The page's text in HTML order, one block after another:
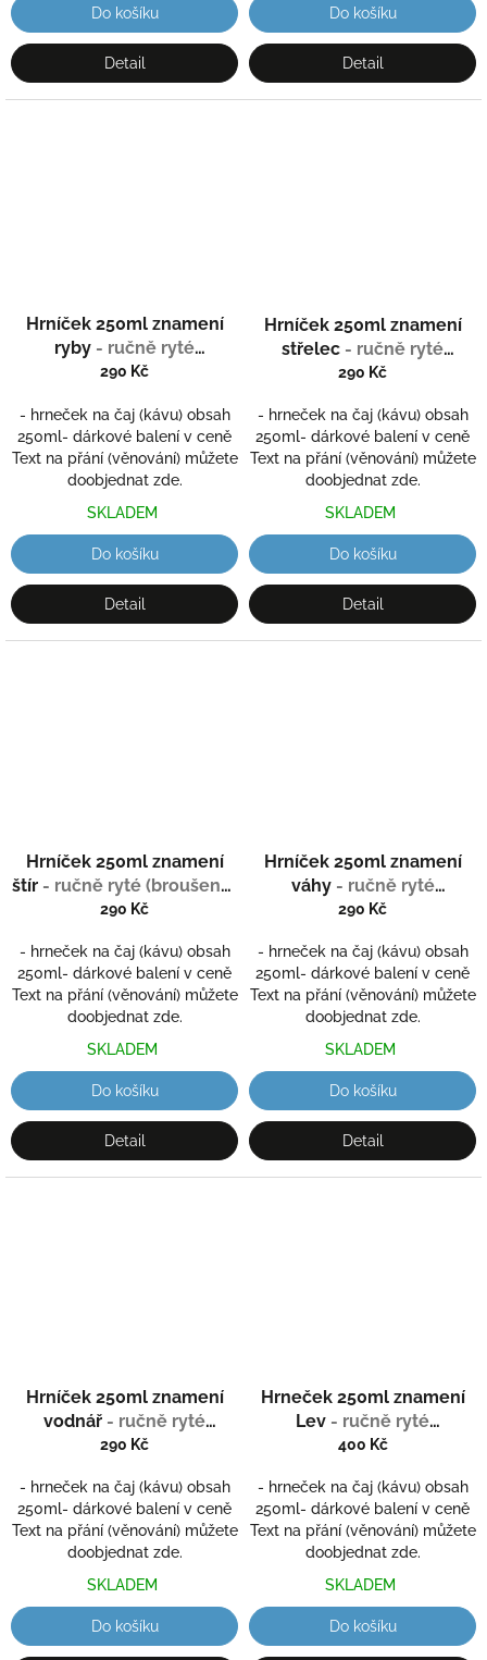
Do košíku
Detail
Do košíku
Detail
Hrníček 250ml znamení
ryby - ručně ryté
(broušené) dárková
290 Kč
- hrneček na čaj (kávu) obsah
250ml- dárkové balení v ceně
Text na přání (věnování) můžete
doobjednat zde.
SKLADEM
Do košíku
Detail
hodnocení
produktu
je
z
5
hvězdiček.
Hrníček 250ml znamení
střelec - ručně ryté
(broušené) dárková
290 Kč
- hrneček na čaj (kávu) obsah
250ml- dárkové balení v ceně
Text na přání (věnování) můžete
doobjednat zde.
SKLADEM
Do košíku
Detail
Hrníček 250ml znamení
štír - ručně ryté (broušené)
dárková krabička
290 Kč
- hrneček na čaj (kávu) obsah
250ml- dárkové balení v ceně
Text na přání (věnování) můžete
doobjednat zde.
SKLADEM
Do košíku
Detail
Hrníček 250ml znamení
váhy - ručně ryté
(broušené) dárková
290 Kč
- hrneček na čaj (kávu) obsah
250ml- dárkové balení v ceně
Text na přání (věnování) můžete
doobjednat zde.
SKLADEM
Do košíku
Detail
Hrníček 250ml znamení
vodnář - ručně ryté
(broušené) dárková
290 Kč
- hrneček na čaj (kávu) obsah
250ml- dárkové balení v ceně
Text na přání (věnování) můžete
doobjednat zde.
SKLADEM
Do košíku
Hrneček 250ml znamení
Lev - ručně ryté
(broušené) dárková
400 Kč
- hrneček na čaj (kávu) obsah
250ml- dárkové balení v ceně
Text na přání (věnování) můžete
doobjednat zde.
SKLADEM
Do košíku